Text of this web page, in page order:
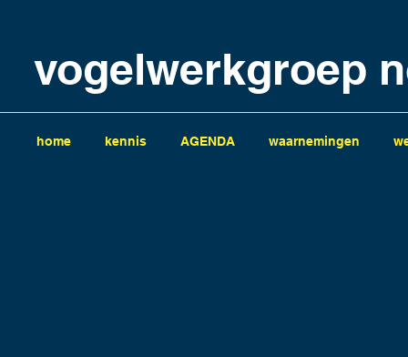
vogelwerkgroep
home kennis AGENDA waarnemingen